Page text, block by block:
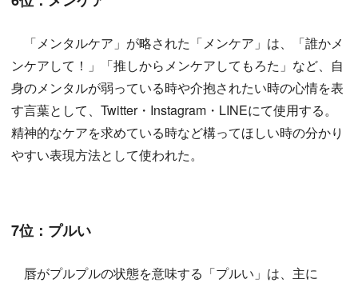
「メンタルケア」が略された「メンケア」は、「誰かメ
ンケアして！」「推しからメンケアしてもろた」など、自
身のメンタルが弱っている時や介抱されたい時の心情を表
す言葉として、Twitter・Instagram・LINEにて使用する。
精神的なケアを求めている時など構ってほしい時の分かり
やすい表現方法として使われた。
7位：プルい
唇がプルプルの状態を意味する「プルい」は、主に